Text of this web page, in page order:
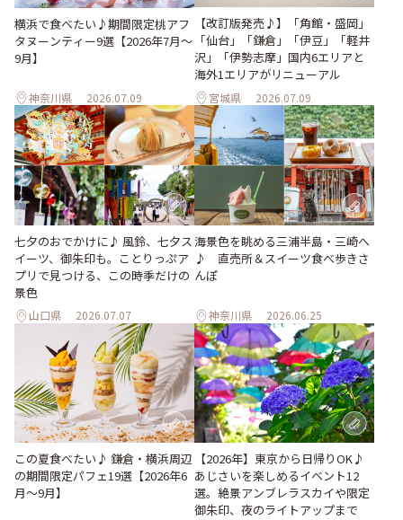
横浜で食べたい♪期間限定桃アフ
タヌーンティー9選【2026年7月～
9月】
神奈川県 2026.07.09
【改訂版発売♪】「角館・盛岡」
「仙台」「鎌倉」「伊豆」「軽井
沢」「伊勢志摩」国内6エリアと
海外1エリアがリニューアル
宮城県 2026.07.09
七夕のおでかけに♪ 風鈴、七夕ス
イーツ、御朱印も。ことりっぷア
プリで見つける、この時季だけの
景色
山口県 2026.07.07
海景色を眺める三浦半島・三崎へ
♪ 直売所＆スイーツ食べ歩きさ
んぽ
神奈川県 2026.06.25
この夏食べたい♪ 鎌倉・横浜周辺
の期間限定パフェ19選【2026年6
月～9月】
【2026年】東京から日帰りOK♪
あじさいを楽しめるイベント12
選。絶景アンブレラスカイや限定
御朱印、夜のライトアップまで